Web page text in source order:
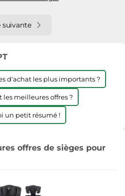
suivante
d'achat les plus importants ?
les meilleures offres ?
un petit résumé !
offres de sièges pour